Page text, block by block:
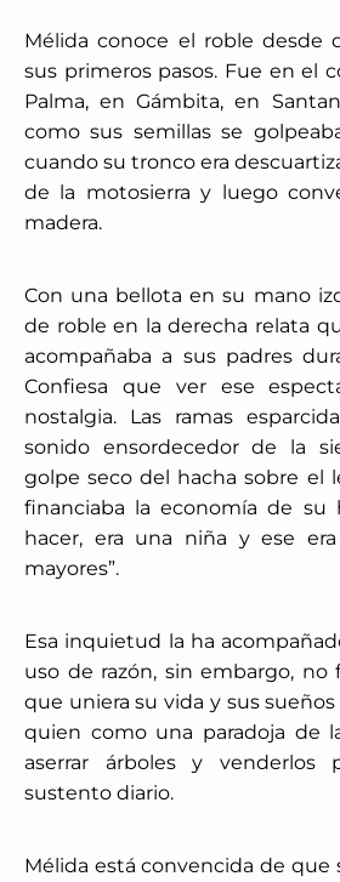
Mélida conoce el roble desde
sus primeros pasos. Fue en el
Palma, en Gámbita, en
como sus semillas se
cuando su tronco era
de la motosierra y luego
madera.
Con una bellota en su mano
de roble en la derecha relata
acompañaba a sus padres
Confiesa que ver ese
nostalgia. Las ramas
sonido ensordecedor de la
golpe seco del hacha sobre el
financiaba la economía de su
hacer, era una niña y ese
mayores”.
Esa inquietud la ha
uso de razón, sin embargo, no
que uniera su vida y sus
quien como una paradoja de
aserrar árboles y venderlos
sustento diario.
Mélida está convencida de que